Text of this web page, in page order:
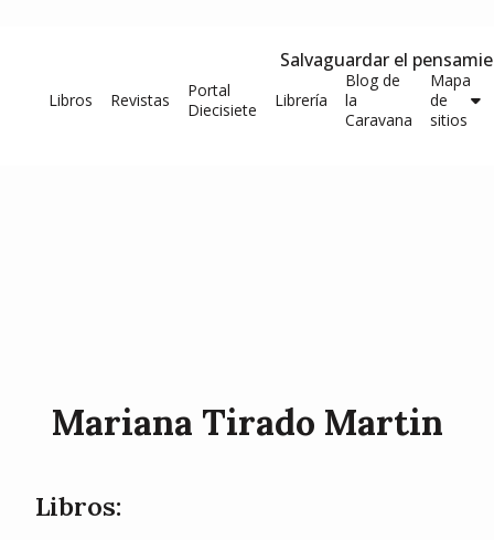
Salvaguardar el
Libros Revistas
Portal
Diecisiete
Librería
Blog de
la
Caravana
Mapa
de
sitios
Mariana Tirado Martin
Libros: